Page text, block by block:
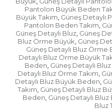
Pantolon Büyük Beden
Büyük Takım Güneş Detaylı
Pantolon Beden Takım
Güneş Detaylı Bluz Güneş
Bluz Örme Büyük Güneş
Güneş Detaylı Bluz Örme
Detaylı Bluz Örme Büyük
Beden Güneş Detaylı
Detaylı Bluz Örme Takım
Detaylı Bluz Büyük Beden
Takım Güneş Detaylı Bluz
Beden Güneş Detaylı Bluz
Bluz